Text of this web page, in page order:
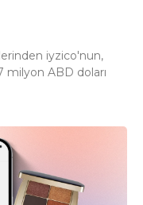
iyzico'nun,
milyon ABD doları